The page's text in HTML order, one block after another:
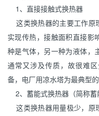
1、直接接触式换热器
这类换热器的主要工作原
实现传热，接触面积直接影
种是气体，另一种为液体，
通常又涉及传质，故很难
备，电厂用凉水塔为最典型
2、蓄能式换热器（简称蓄
这类换热器用量极少，原